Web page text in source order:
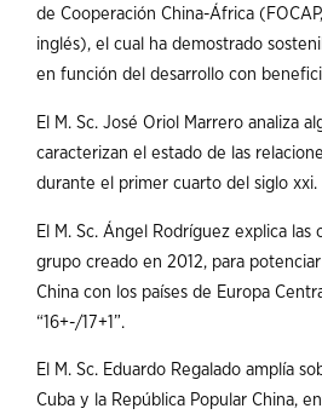
de Cooperación China-África
inglés), el cual ha demostrado
en función del desarrollo con
El M. Sc. José Oriol Marrero analiza
caracterizan el estado de las
durante el primer cuarto del siglo xxi.
El M. Sc. Ángel Rodríguez explica las
grupo creado en 2012, para
China con los países de Europa
“16+-/17+1”.
El M. Sc. Eduardo Regalado amplía
Cuba y la República Popular China,